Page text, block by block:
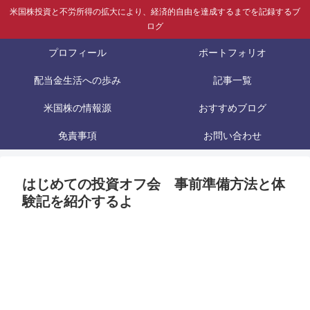
米国株投資と不労所得の拡大により、経済的自由を達成するまでを記録するブ
ログ
プロフィール ポートフォリオ
配当金生活への歩み 記事一覧
米国株の情報源 おすすめブログ
免責事項 お問い合わせ
はじめての投資オフ会 事前準備方法と体
験記を紹介するよ